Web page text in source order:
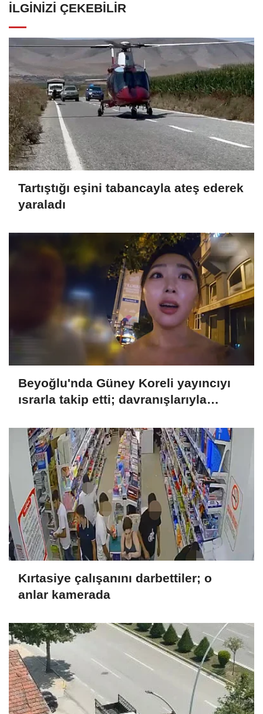
İLGINIZI ÇEKEBILIR
Tartıştığı eşini tabancayla ateş ederek
yaraladı
Beyoğlu'nda Güney Koreli yayıncıyı
ısrarla takip etti; davranışlarıyla
Kırtasiye çalışanını darbettiler; o
anlar kamerada